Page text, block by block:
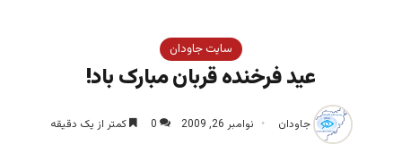
سایت جاودان
عید فرخنده قربان مبارک باد!
جاودان نوامبر 26, 2009 0 کمتر از یک دقیقه